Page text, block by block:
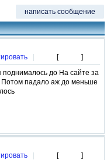
написать сообщение
| [
]
до На сайте за
Потом падало аж до меньше
| [ ]